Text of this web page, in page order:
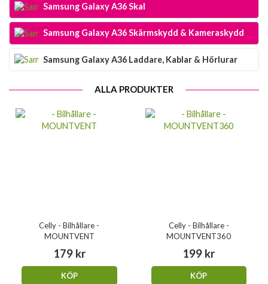
Samsung Galaxy A36 Skal
Samsung Galaxy A36 Skärmskydd & Kameraskydd
Samsung Galaxy A36 Laddare, Kablar & Hörlurar
ALLA PRODUKTER
Celly - Bilhållare -
MOUNTVENT
179 kr
KÖP
Celly - Bilhållare -
MOUNTVENT360
199 kr
KÖP